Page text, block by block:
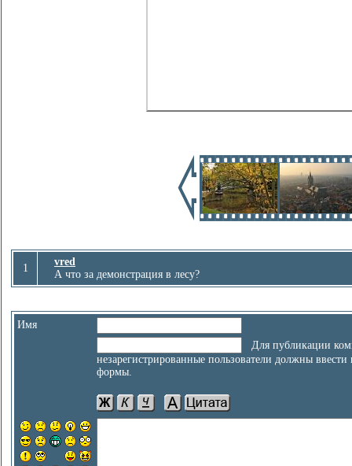
1
vred
А что за демонстрация в лесу?
Имя
Для публикации
незарегистрированные пользователи должны
формы.